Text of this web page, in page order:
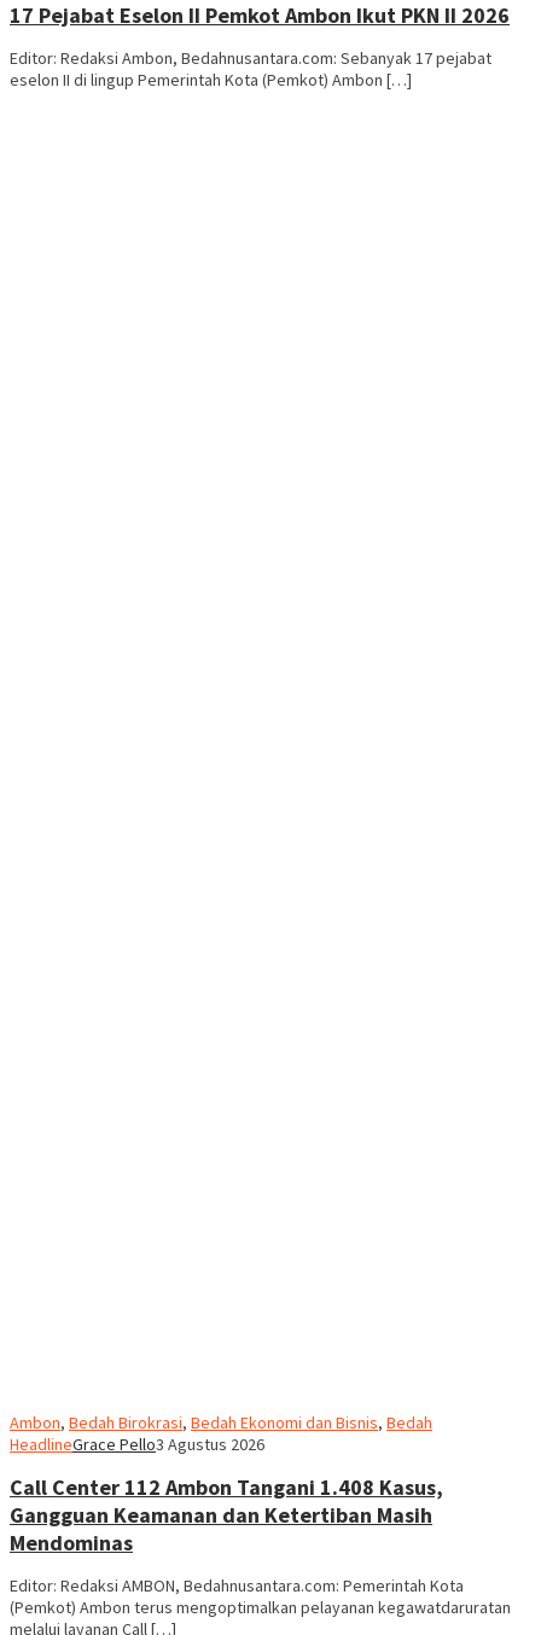
17 Pejabat Eselon II Pemkot Ambon Ikut PKN II 2026
Editor: Redaksi Ambon, Bedahnusantara.com: Sebanyak 17 pejabat
eselon II di lingup Pemerintah Kota (Pemkot) Ambon […]
Ambon, Bedah Birokrasi, Bedah Ekonomi dan Bisnis, Bedah
HeadlineGrace Pello3 Agustus 2026
Call Center 112 Ambon Tangani 1.408 Kasus,
Gangguan Keamanan dan Ketertiban Masih
Mendominas
Editor: Redaksi AMBON, Bedahnusantara.com: Pemerintah Kota
(Pemkot) Ambon terus mengoptimalkan pelayanan kegawatdaruratan
melalui layanan Call […]